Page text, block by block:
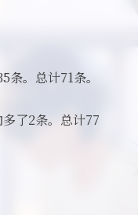
。总计71条。
了2条。总计77